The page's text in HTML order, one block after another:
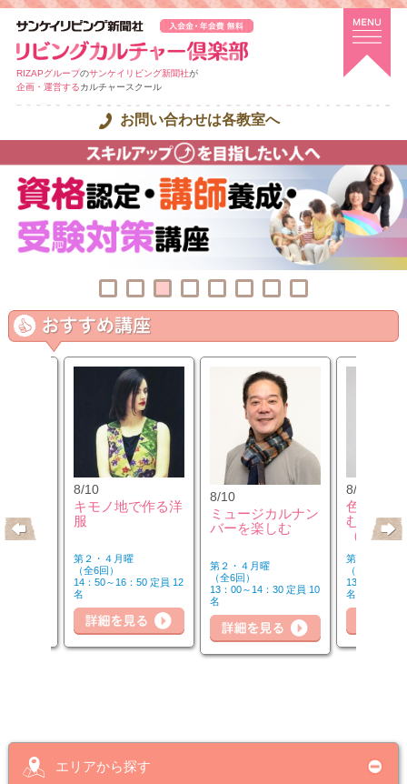
RIZAPグループのサンケイリビング新聞社が
企画・運営するカルチャースクール
お問い合わせは各教室へ
＆リ
8/10
キモノ地で作る洋
服
第２・４月曜
（全6回）
14：50～16：50 定員 12
名
8/10
ミュージカルナン
バーを楽しむ
第２・４月曜
（全6回）
13：00～14：30 定員 10
名
8/12
色のチカ
むカラー
（第2水
第２水曜
（全3回）
13：00～14
名
詳細を見る 詳細を見る
エリアから探す